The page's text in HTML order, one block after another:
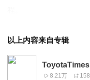
以上内容来自专辑
ToyotaTimes
8.21万 158